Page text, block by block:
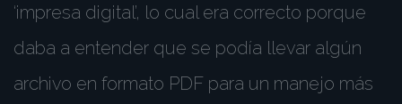
‘impresa digital’, lo cual era correcto porque
daba a entender que se podía llevar algún
archivo en formato PDF para un manejo más